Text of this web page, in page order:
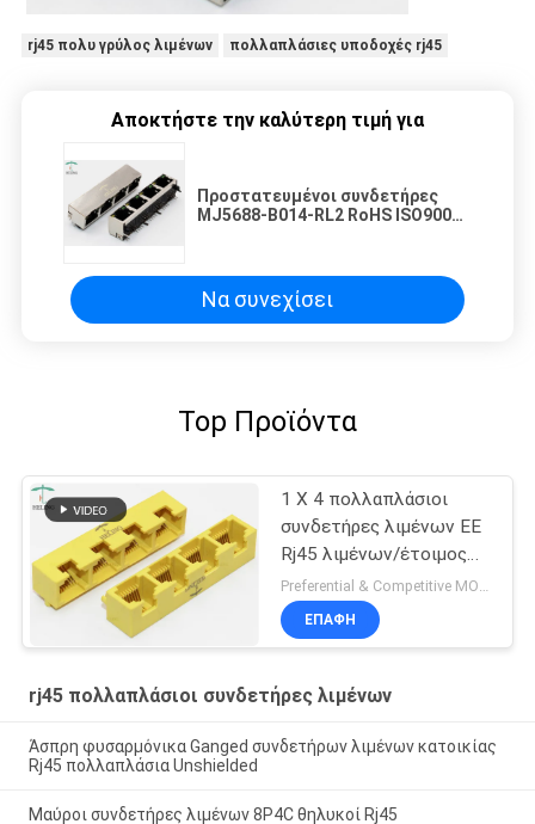
rj45 πολυ γρύλος λιμένων πολλαπλάσιες υποδοχές rj45
Αποκτήστε την καλύτερη τιμή για
Προστατευμένοι συνδετήρες
MJ5688-B014-RL2 RoHS ISO9001
Να συνεχίσει
Top Προϊόντα
1 X 4 πολλαπλάσιοι
συνδετήρες λιμένων EE
Rj45 λιμένων/έτοιμος
προς χρήση RJ45 Bticino
λιμένας του τοπικού
LAN σωστής γωνίας
Preferential & Competitive MOQ:2000
ΕΠΑΦΉ
rj45 πολλαπλάσιοι συνδετήρες λιμένων
Άσπρη φυσαρμόνικα Ganged συνδετήρων λιμένων κατοικίας
Rj45 πολλαπλάσια Unshielded
Μαύροι συνδετήρες λιμένων 8P4C θηλυκοί Rj45